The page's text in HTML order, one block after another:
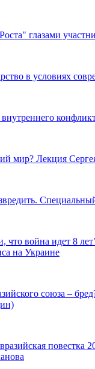
глазами
в условиях
мир? Лекция
что война идет 8
на Украине
союза –
повестка